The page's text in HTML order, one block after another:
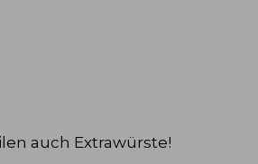
auch Extrawürste!